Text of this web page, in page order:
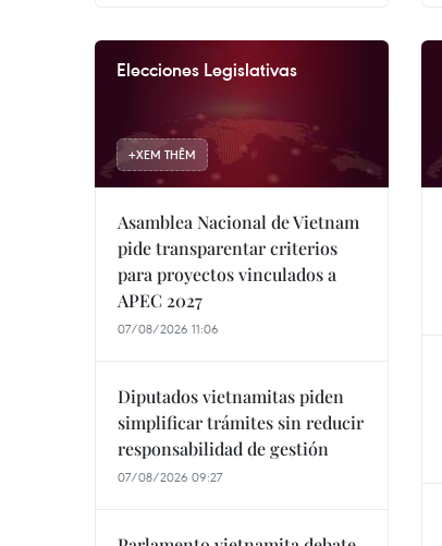
Elecciones Legislativas
+XEM THÊM
Asamblea Nacional de Vietnam
pide transparentar criterios
para proyectos vinculados a
APEC 2027
07/08/2026 11:06
Diputados vietnamitas piden
simplificar trámites sin reducir
responsabilidad de gestión
07/08/2026 09:27